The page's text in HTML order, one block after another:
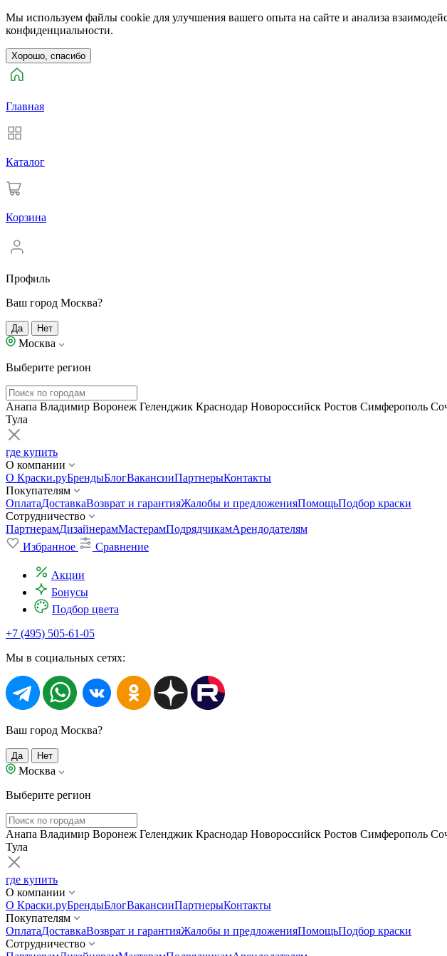
Мы используем файлы cookie для улучшения вашего опыта на сайте и анализа
конфиденциальности.
Хорошо, спасибо
Главная
Каталог
Корзина
Профиль
Ваш город Москва?
Да Нет
Москва
Выберите регион
Анапа Владимир Воронеж Геленджик Краснодар Новороссийск Ростов Симферополь
Тула
где купить
О компании
О Краски.руБрендыБлогВакансииПартнерыКонтакты
Покупателям
ОплатаДоставкаВозврат и гарантияЖалобы и предложенияПомощьПодбор краски
Сотрудничество
ПартнерамДизайнерамМастерамПодрядчикамАрендодателям
Избранное
Сравнение
Акции
Бонусы
Подбор цвета
+7 (495) 505-61-05
Мы в социальных сетях:
Ваш город Москва?
Да Нет
Москва
Выберите регион
Анапа Владимир Воронеж Геленджик Краснодар Новороссийск Ростов Симферополь
Тула
где купить
О компании
О Краски.руБрендыБлогВакансииПартнерыКонтакты
Покупателям
ОплатаДоставкаВозврат и гарантияЖалобы и предложенияПомощьПодбор краски
Сотрудничество